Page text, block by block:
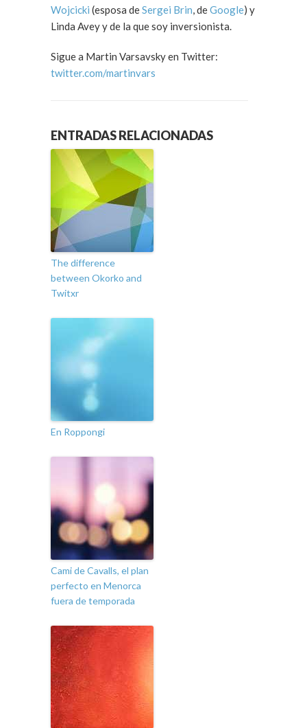
Wojcicki (esposa deSergei Brin, deGoogle) y
Linda Avey y de la que soy inversionista.
Sigue a Martin Varsavsky en Twitter:
twitter.com/martinvars
ENTRADAS RELACIONADAS
The difference
between Okorko and
Twitxr
En Roppongi
Cami de Cavalls, el plan
perfecto en Menorca
fuera de temporada